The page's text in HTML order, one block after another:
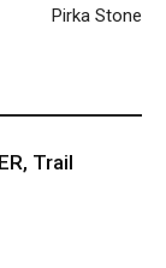
Pirka Stone
Trail